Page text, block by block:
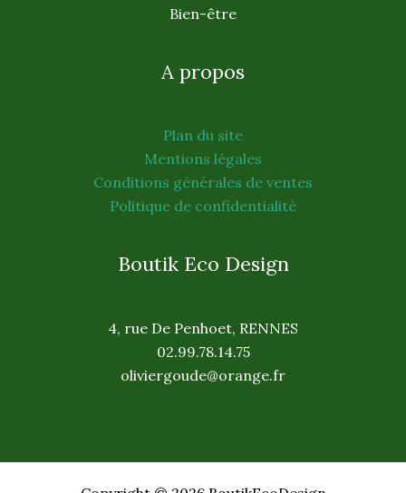
Bien-être
A propos
Plan du site
Mentions légales
Conditions générales de ventes
Politique de confidentialité
Boutik Eco Design
4, rue De Penhoet, RENNES
02.99.78.14.75
oliviergoude@orange.fr